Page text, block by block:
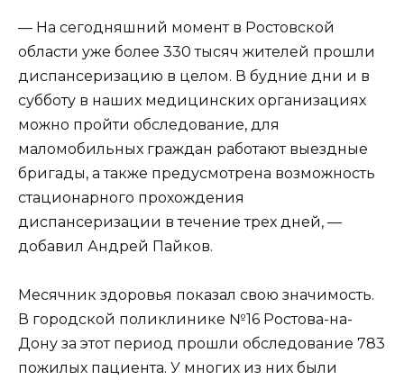
— На сегодняшний момент в Ростовской
области уже более 330 тысяч жителей прошли
диспансеризацию в целом. В будние дни и в
субботу в наших медицинских организациях
можно пройти обследование, для
маломобильных граждан работают выездные
бригады, а также предусмотрена возможность
стационарного прохождения
диспансеризации в течение трех дней, —
добавил Андрей Пайков.
Месячник здоровья показал свою значимость.
В городской поликлинике №16 Ростова-на-
Дону за этот период прошли обследование 783
пожилых пациента. У многих из них были